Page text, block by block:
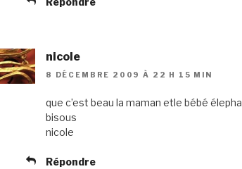
nicole
8 DÉCEMBRE 2009 À 22 H 15 MIN
que c’est beau la maman etle bébé
bisous
nicole
Répondre